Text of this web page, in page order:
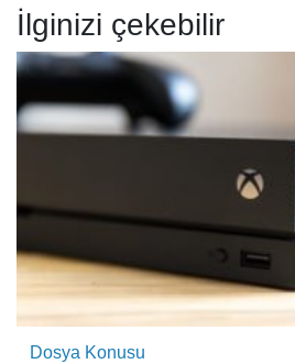
İlginizi çekebilir
Dosya Konusu